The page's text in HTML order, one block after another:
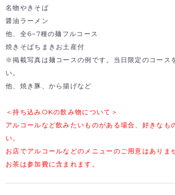
名物やきそば
醤油ラーメン
他、全6~7種の麺フルコース
焼きそばちまきお土産付
※掲載写真は麺コースの例です。当日限定のコース
い。
他、焼き豚、から揚げなど
＜持ち込みOKの飲み物について＞
アルコールなど飲みたいものがある場合、好きなも
い。
お店でアルコールなどのメニューのご用意はありま
お茶は参加費に含まれます。